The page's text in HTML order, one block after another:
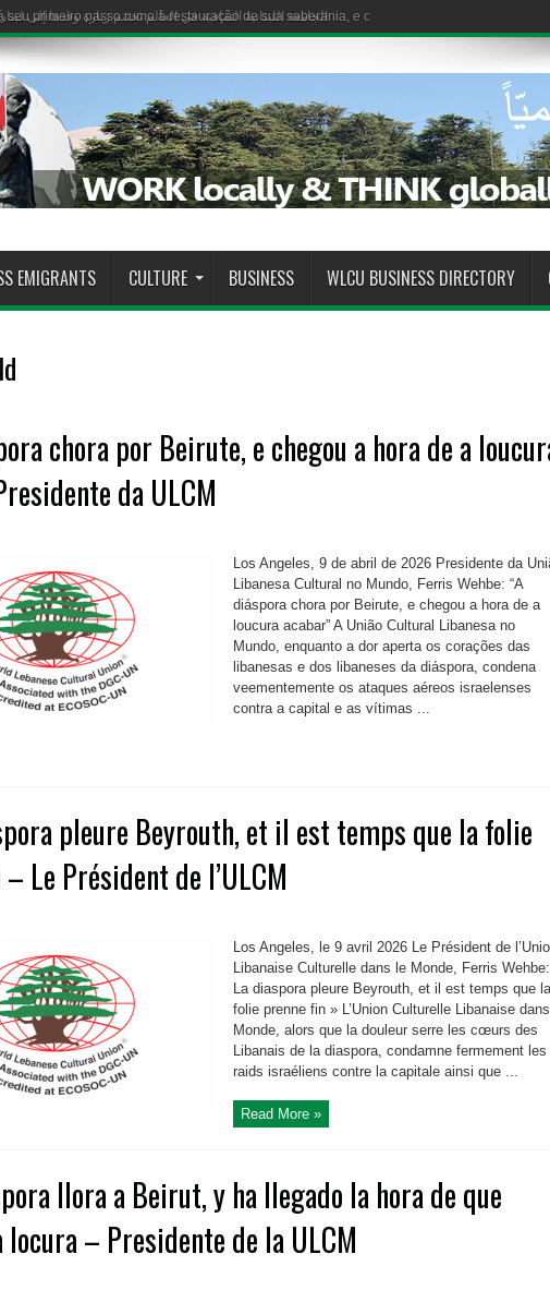
primeiro passo rumo à restauração de sua soberania, e o Estado demonstra sua
EMIGRANTS CULTURE BUSINESS WLCU BUSINESS DIRECTORY
chora por Beirute, e chegou a hora de a
da ULCM
Los Angeles, 9 de abril de 2026 Presidente da
Libanesa Cultural no Mundo, Ferris Wehbe: “A
diáspora chora por Beirute, e chegou a hora de a
loucura acabar” A União Cultural Libanesa no
Mundo, enquanto a dor aperta os corações das
libanesas e dos libaneses da diáspora, condena
veementemente os ataques aéreos israelenses
contra a capital e as vítimas ...
pleure Beyrouth, et il est temps que la folie
Le Président de l’ULCM
Los Angeles, le 9 avril 2026 Le Président de
Libanaise Culturelle dans le Monde, Ferris
La diaspora pleure Beyrouth, et il est temps que la
folie prenne fin » L’Union Culturelle Libanaise
Monde, alors que la douleur serre les cœurs des
Libanais de la diaspora, condamne fermement les
raids israéliens contre la capitale ainsi que ...
Read More »
llora a Beirut, y ha llegado la hora de que
– Presidente de la ULCM